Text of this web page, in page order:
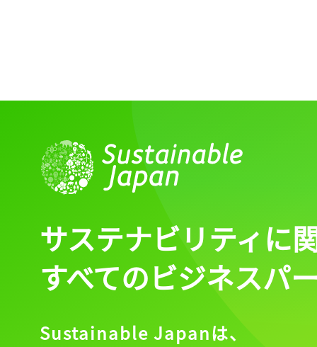
サステナビリティに
すべてのビジネスパ
Sustainable Japanは、